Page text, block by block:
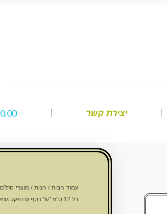
יצירת קשר 0.00
עמוד הבית / חנות / מוצרי סת"ם
בז' 12 ס"מ "ש" כסף עם פקק גומי